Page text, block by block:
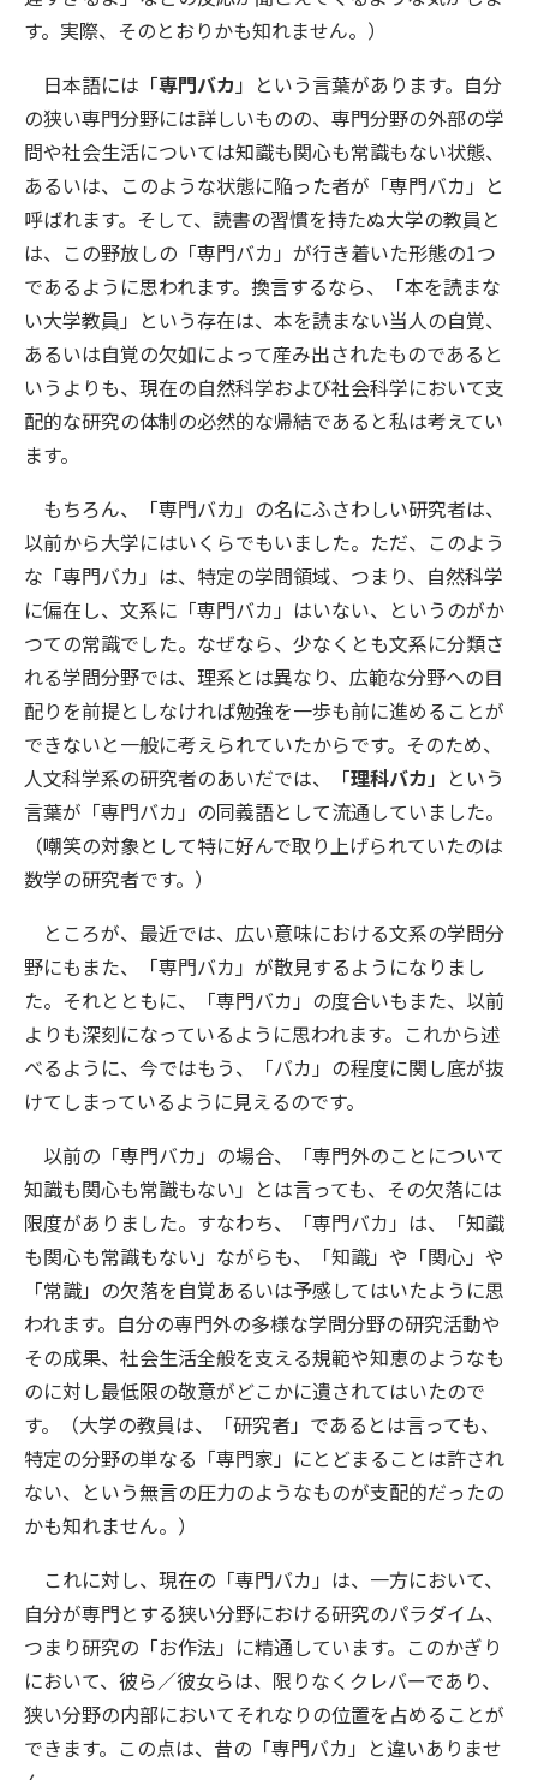
す。実際、そのとおりかも知れません。）
日本語には「専門バカ 」という言葉があります。自分
の狭い専門分野には詳しいものの、専門分野の外部の学
問や社会生活については知識も関心も常識もない状態、
あるいは、このような状態に陥った者が「専門バカ」と
呼ばれます。そして、読書の習慣を持たぬ大学の教員と
は、この野放しの「専門バカ」が行き着いた形態の1つ
であるように思われます。換言するなら、「本を読まな
い大学教員」という存在は、本を読まない当人の自覚、
あるいは自覚の欠如によって産み出されたものであると
いうよりも、現在の自然科学および社会科学において支
配的な研究の体制の必然的な帰結であると私は考えてい
ます。
もちろん、「専門バカ」の名にふさわしい研究者は、
以前から大学にはいくらでもいました。ただ、このよう
な「専門バカ」は、特定の学問領域、つまり、自然科学
に偏在し、文系に「専門バカ」はいない、というのがか
つての常識でした。なぜなら、少なくとも文系に分類さ
れる学問分野では、理系とは異なり、広範な分野への目
配りを前提としなければ勉強を一歩も前に進めることが
できないと一般に考えられていたからです。そのため、
人文科学系の研究者のあいだでは、「理科バカ 」という
言葉が「専門バカ」の同義語として流通していました。
（嘲笑の対象として特に好んで取り上げられていたのは
数学の研究者です。）
ところが、最近では、広い意味における文系の学問分
野にもまた、「専門バカ」が散見するようになりまし
た。それとともに、「専門バカ」の度合いもまた、以前
よりも深刻になっているように思われます。これから述
べるように、今ではもう、「バカ」の程度に関し底が抜
けてしまっているように見えるのです。
以前の「専門バカ」の場合、「専門外のことについて
知識も関心も常識もない」とは言っても、その欠落には
限度がありました。すなわち、「専門バカ」は、「知識
も関心も常識もない」ながらも、「知識」や「関心」や
「常識」の欠落を自覚あるいは予感してはいたように思
われます。自分の専門外の多様な学問分野の研究活動や
その成果、社会生活全般を支える規範や知恵のようなも
のに対し最低限の敬意がどこかに遺されてはいたので
す。（大学の教員は、「研究者」であるとは言っても、
特定の分野の単なる「専門家」にとどまることは許され
ない、という無言の圧力のようなものが支配的だったの
かも知れません。）
これに対し、現在の「専門バカ」は、一方において、
自分が専門とする狭い分野における研究のパラダイム、
つまり研究の「お作法」に精通しています。このかぎり
において、彼ら／彼女らは、限りなくクレバーであり、
狭い分野の内部においてそれなりの位置を占めることが
できます。この点は、昔の「専門バカ」と違いありませ